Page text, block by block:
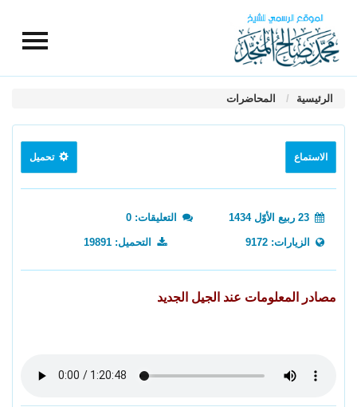
الرئيسية المحاضرات
الاستماع تحميل
التعليقات: 0
الزيارات: 9172 التحميل: 19891
مصادر المعلومات عند الجيل الجديد